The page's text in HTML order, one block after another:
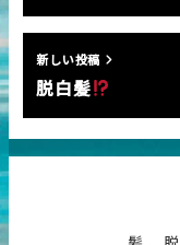
新しい投稿
脱白髪